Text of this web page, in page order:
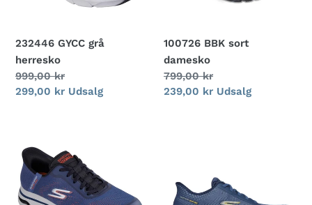
232446 GYCC grå
herresko
Normalpris
999,00 kr
Udsalgspris
299,00 kr Udsalg
100726 BBK sort
damesko
Normalpris
799,00 kr
Udsalgspris
239,00 kr Udsalg
NVOR
navy
herresko
med
herresko
med